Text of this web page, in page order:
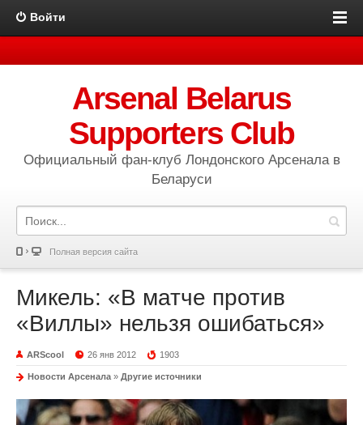
Войти
Arsenal Belarus
Supporters Club
Официальный фан-клуб Лондонского Арсенала в
Беларуси
Полная версия сайта
Микель: «В матче против
«Виллы» нельзя ошибаться»
ARScool 26 янв 2012 1903
Новости Арсенала » Другие источники